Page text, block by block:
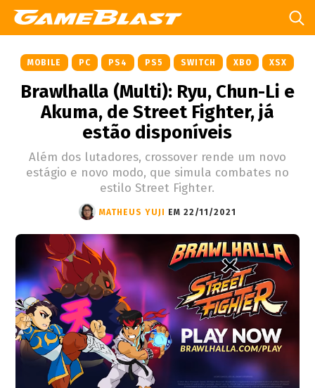
MOBILE PC PS4 PS5 SWITCH XBO XSX
Brawlhalla (Multi): Ryu, Chun-Li e
Akuma, de Street Fighter, já
estão disponíveis
Além dos lutadores, crossover rende um novo
estágio e novo modo, que simula combates no
estilo Street Fighter.
MATHEUS YUJI EM 22/11/2021